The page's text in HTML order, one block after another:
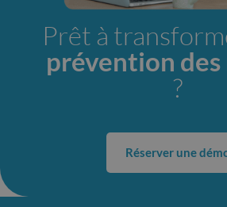
Prêt à
prévention des
?
Réserver une